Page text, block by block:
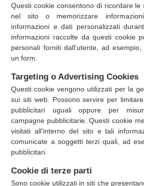
Questi cookie consentono di ricordare le
nel sito o memorizzare
informazioni e dati personalizzati
informazioni raccolte da questi cookie
personali forniti dall'utente, ad
un form.
Targeting o Advertising Cookies
Questi cookie vengono utilizzati per la
sui siti web. Possono servire per
pubblicitari uguali oppure per
campagne pubblicitarie. Questi cookie
visitati all'interno del sito e tali
comunicate a soggetti terzi quali, ad
pubblicitari.
Cookie di terze parti
Sono cookie utilizzati in siti che